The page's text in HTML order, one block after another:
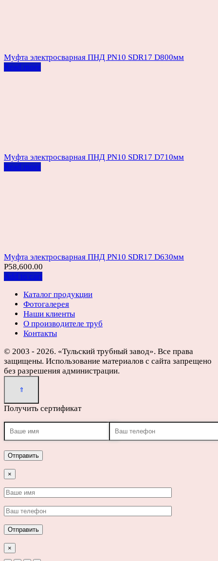
Муфта электросварная ПНД PN10 SDR17 D800мм
Read more
Муфта электросварная ПНД PN10 SDR17 D710мм
Read more
Муфта электросварная ПНД PN10 SDR17 D630мм
Р58,600.00
Add to cart
Каталог продукции
Фотогалерея
Наши клиенты
О производителе труб
Контакты
© 2003 - 2026. «Тульский трубный завод». Все права
защищены. Использование материалов с сайта запрещено
без разрешения администрации.
Получить сертификат
×
×